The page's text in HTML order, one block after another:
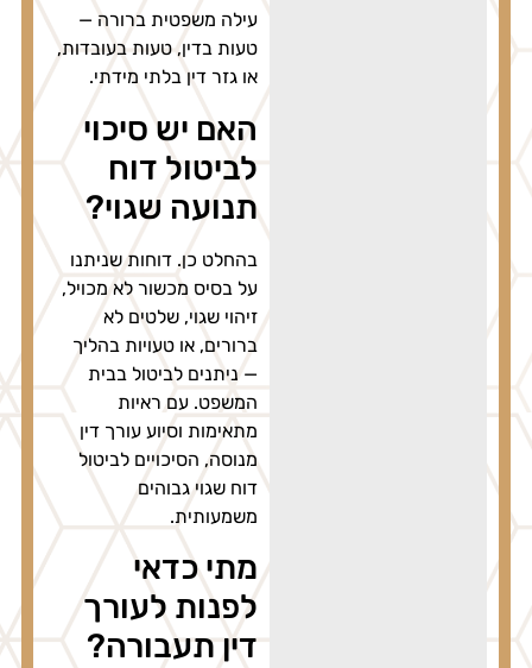
עילה משפטית ברורה —
טעות בדין, טעות בעובדות,
או גזר דין בלתי מידתי.
האם יש סיכוי
לביטול דוח
תנועה שגוי?
בהחלט כן. דוחות שניתנו
על בסיס מכשור לא מכויל,
זיהוי שגוי, שלטים לא
ברורים, או טעויות בהליך
— ניתנים לביטול בבית
המשפט. עם ראיות
מתאימות וסיוע עורך דין
מנוסה, הסיכויים לביטול
דוח שגוי גבוהים
משמעותית.
מתי כדאי
לפנות לעורך
דין תעבורה?